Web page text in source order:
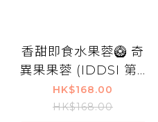
香甜即食水果蓉🥝 奇
異果果蓉 (IDDSI 第4
級) 6盒裝
HK$168.00
HK$168.00